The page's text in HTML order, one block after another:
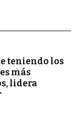
teniendo los
más
lidera